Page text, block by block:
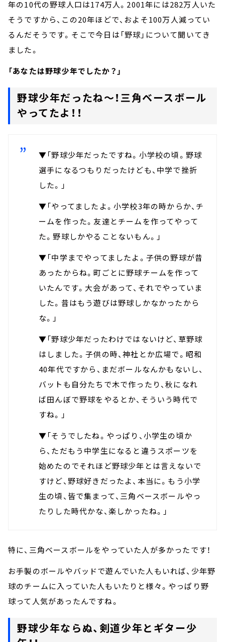
年の10代の野球人口は174万人。2001年には282万人いた
そうですから、この20年ほどで、およそ100万人減ってい
るんだそうです。そこで今日は「野球」について聞いてき
ました。
「あなたは野球少年でしたか？」
野球少年だったね～！三角ベースボール
やってたよ！！
▼「野球少年だったですね。小学校の頃。野球
選手になるつもりだったけども、中学で挫折
した。」
▼「やってましたよ。小学校3年の時からか、チ
ームを作った。友達とチームを作ってやって
た。野球しかやることないもん。」
▼「中学までやってましたよ。子供の野球が昔
あったからね。町ごとに野球チームを作って
いたんです。大会があって、それでやっていま
した。昔はもう遊びは野球しかなかったから
な。」
▼「野球少年だったわけではないけど、草野球
はしました。子供の時、神社とか広場で。昭和
40年代ですから、まだボールなんかもないし、
バットも自分たちで木で作ったり、秋になれ
ば田んぼで野球をやるとか、そういう時代で
すね。」
▼「そうでしたね。やっぱり、小学生の頃か
ら、ただもう中学生になると違うスポーツを
始めたのでそれほど野球少年とは言えないで
すけど、野球好きだったよ、本当に。もう小学
生の頃、皆で集まって、三角ベースボールやっ
たりした時代かな、楽しかったね。」
特に、三角ベースボールをやっていた人が多かったです！
お手製のボールやバッドで遊んでいた人もいれば、少年野
球のチームに入っていた人もいたりと様々。やっぱり野
球って人気があったんですね。
野球少年ならぬ、剣道少年とギター少